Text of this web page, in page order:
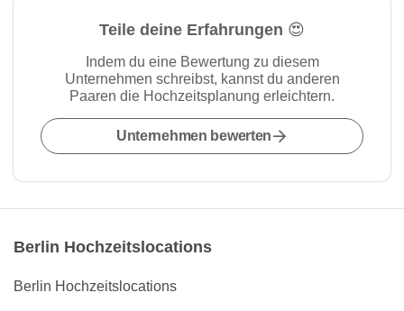
Teile deine Erfahrungen 😍
Indem du eine Bewertung zu diesem
Unternehmen schreibst, kannst du anderen
Paaren die Hochzeitsplanung erleichtern.
Unternehmen bewerten
Berlin Hochzeitslocations
Berlin Hochzeitslocations